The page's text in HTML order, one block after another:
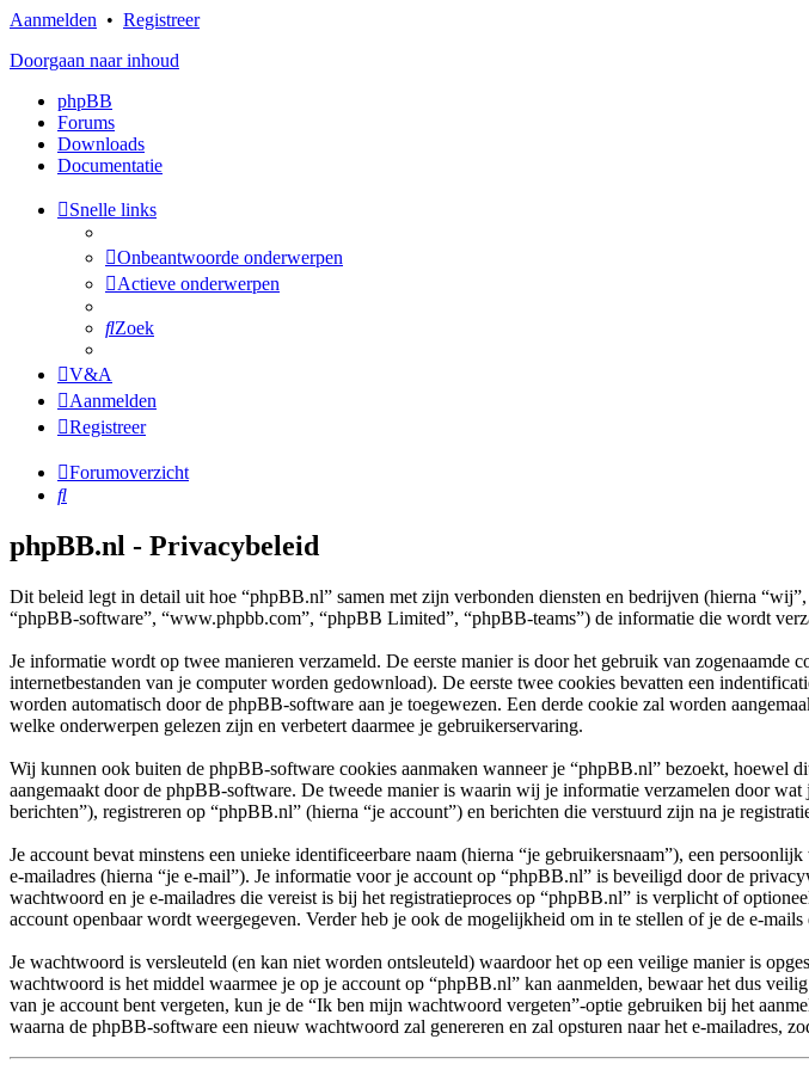
Aanmelden • Registreer
Doorgaan naar inhoud
phpBB
Forums
Downloads
Documentatie
Snelle links
Onbeantwoorde onderwerpen
Actieve onderwerpen
Zoek
V&A
Aanmelden
Registreer
Forumoverzicht
Zoek
phpBB.nl - Privacybeleid
Dit beleid legt in detail uit hoe “phpBB.nl” samen met zijn verbonden diensten en bedrijven (hierna
“phpBB-software”, “www.phpbb.com”, “phpBB Limited”, “phpBB-teams”) de informatie die wordt
Je informatie wordt op twee manieren verzameld. De eerste manier is door het gebruik van
internetbestanden van je computer worden gedownload). De eerste twee cookies bevatten een
worden automatisch door de phpBB-software aan je toegewezen. Een derde cookie zal worden
welke onderwerpen gelezen zijn en verbetert daarmee je gebruikerservaring.
Wij kunnen ook buiten de phpBB-software cookies aanmaken wanneer je “phpBB.nl” bezoekt, hoewel
aangemaakt door de phpBB-software. De tweede manier is waarin wij je informatie verzamelen door
berichten”), registreren op “phpBB.nl” (hierna “je account”) en berichten die verstuurd zijn na je
Je account bevat minstens een unieke identificeerbare naam (hierna “je gebruikersnaam”), een
e-mailadres (hierna “je e-mail”). Je informatie voor je account op “phpBB.nl” is beveiligd door de
wachtwoord en je e-mailadres die vereist is bij het registratieproces op “phpBB.nl” is verplicht of
account openbaar wordt weergegeven. Verder heb je ook de mogelijkheid om in te stellen of je de e-
Je wachtwoord is versleuteld (en kan niet worden ontsleuteld) waardoor het op een veilige manier is
wachtwoord is het middel waarmee je op je account op “phpBB.nl” kan aanmelden, bewaar het dus
van je account bent vergeten, kun je de “Ik ben mijn wachtwoord vergeten”-optie gebruiken bij het
waarna de phpBB-software een nieuw wachtwoord zal genereren en zal opsturen naar het e-mailadres,